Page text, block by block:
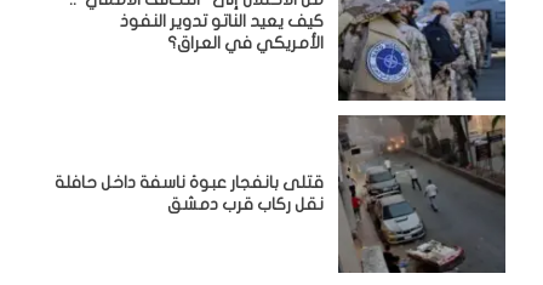
كيف يعيد الناتو تدوير النفوذ
الأمريكي في العراق؟
قتلى بانفجار عبوة ناسفة داخل حافلة
نقل ركاب قرب دمشق